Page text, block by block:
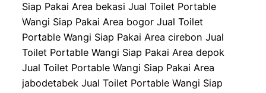
Siap Pakai Area bekasi Jual Toilet Portable
Wangi Siap Pakai Area bogor Jual Toilet
Portable Wangi Siap Pakai Area cirebon Jual
Toilet Portable Wangi Siap Pakai Area depok
Jual Toilet Portable Wangi Siap Pakai Area
jabodetabek Jual Toilet Portable Wangi Siap